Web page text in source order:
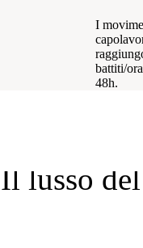
I
battiti/
48h.
Il lusso